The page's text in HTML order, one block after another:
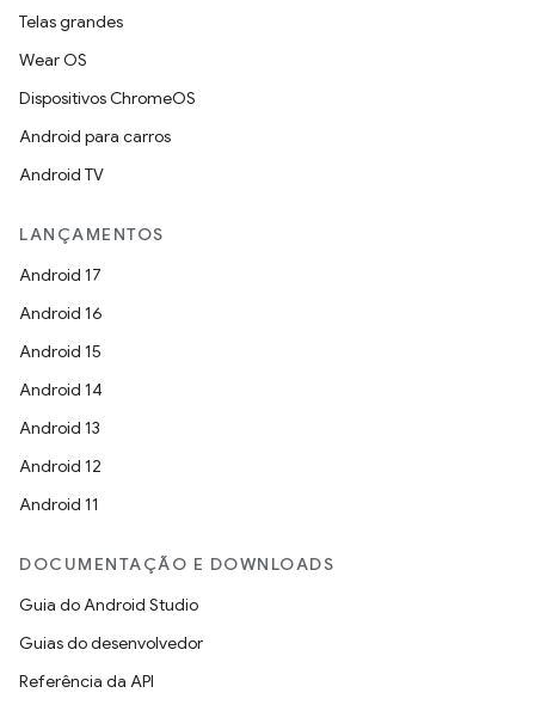
Telas grandes
Wear OS
Dispositivos ChromeOS
Android para carros
Android TV
LANÇAMENTOS
Android 17
Android 16
Android 15
Android 14
Android 13
Android 12
Android 11
DOCUMENTAÇÃO E DOWNLOADS
Guia do Android Studio
Guias do desenvolvedor
Referência da API